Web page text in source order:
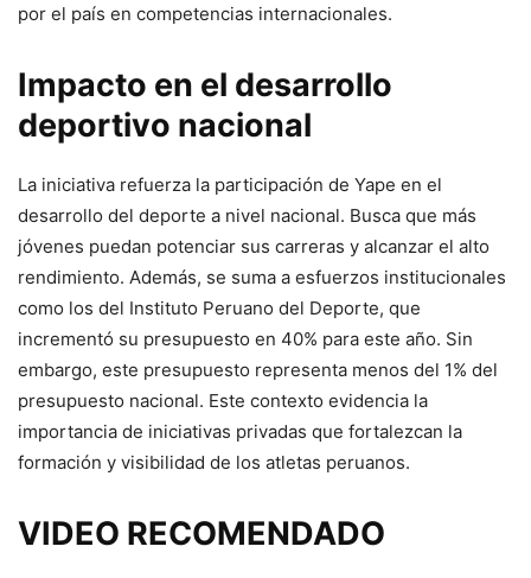
por el país en competencias internacionales.
Impacto en el desarrollo
deportivo nacional
La iniciativa refuerza la participación de Yape en el
desarrollo del deporte a nivel nacional. Busca que más
jóvenes puedan potenciar sus carreras y alcanzar el alto
rendimiento. Además, se suma a esfuerzos institucionales
como los del Instituto Peruano del Deporte, que
incrementó su presupuesto en 40% para este año. Sin
embargo, este presupuesto representa menos del 1% del
presupuesto nacional. Este contexto evidencia la
importancia de iniciativas privadas que fortalezcan la
formación y visibilidad de los atletas peruanos.
VIDEO RECOMENDADO